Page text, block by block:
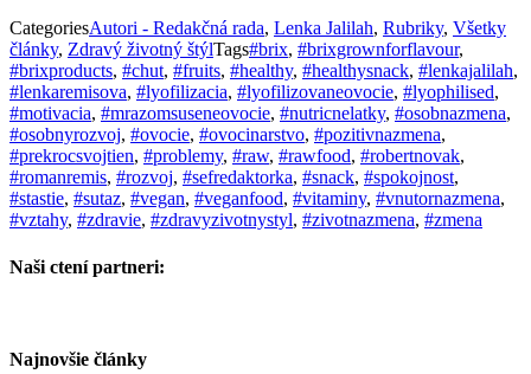
CategoriesAutori - Redakčná rada, Lenka Jalilah, Rubriky, Všetky
články, Zdravý životný štýlTags#brix, #brixgrownforflavour,
#brixproducts, #chut, #fruits, #healthy, #healthysnack, #lenkajalilah,
#lenkaremisova, #lyofilizacia, #lyofilizovaneovocie, #lyophilised,
#motivacia, #mrazomsuseneovocie, #nutricnelatky, #osobnazmena,
#osobnyrozvoj, #ovocie, #ovocinarstvo, #pozitivnazmena,
#prekrocsvojtien, #problemy, #raw, #rawfood, #robertnovak,
#romanremis, #rozvoj, #sefredaktorka, #snack, #spokojnost,
#stastie, #sutaz, #vegan, #veganfood, #vitaminy, #vnutornazmena,
#vztahy, #zdravie, #zdravyzivotnystyl, #zivotnazmena, #zmena
Naši ctení partneri:
Najnovšie články